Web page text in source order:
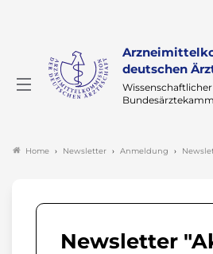
deutschen
Home Newsletter Anmeldung
Newsletter